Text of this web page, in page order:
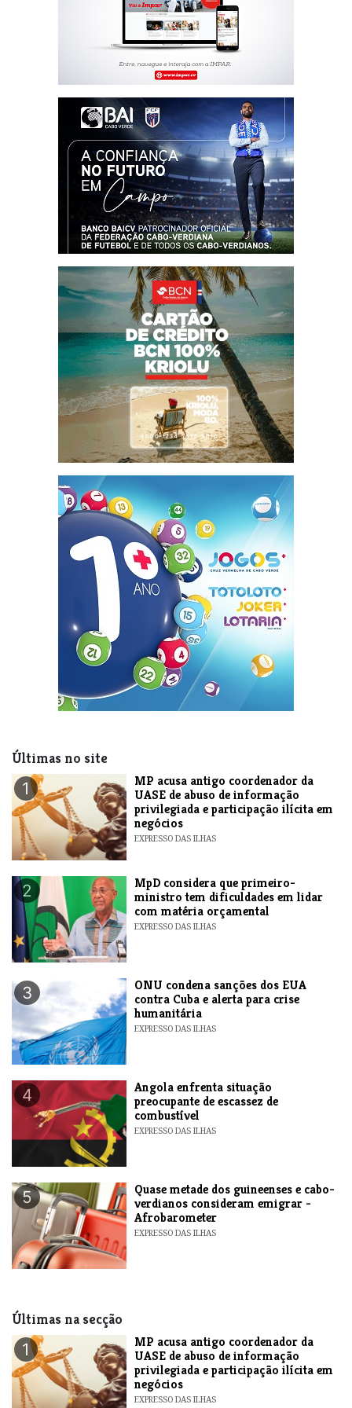
Últimas no site
1
MP acusa antigo coordenador da
UASE de abuso de informação
privilegiada e participação ilícita em
negócios
EXPRESSO DAS ILHAS
2
MpD considera que primeiro-
ministro tem dificuldades em lidar
com matéria orçamental
EXPRESSO DAS ILHAS
3
ONU condena sanções dos EUA
contra Cuba e alerta para crise
humanitária
EXPRESSO DAS ILHAS
4
Angola enfrenta situação
preocupante de escassez de
combustível
EXPRESSO DAS ILHAS
5
Quase metade dos guineenses e cabo-
verdianos consideram emigrar -
Afrobarometer
EXPRESSO DAS ILHAS
Últimas na secção
1
MP acusa antigo coordenador da
UASE de abuso de informação
privilegiada e participação ilícita em
negócios
EXPRESSO DAS ILHAS